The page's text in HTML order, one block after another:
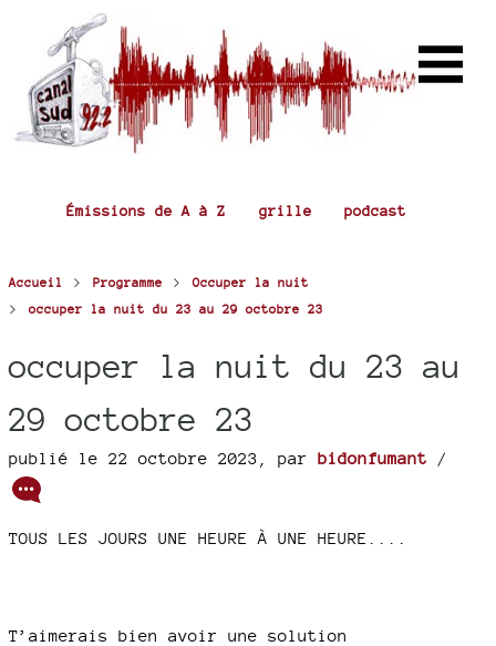
Émissions de A à Z grille podcast
Accueil > Programme >Occuper la nuit
> occuper la nuit du 23 au 29 octobre 23
occuper la nuit du 23 au
29 octobre 23
publié le 22 octobre 2023 par bidonfumant /
TOUS LES JOURS UNE HEURE À UNE HEURE....
T’aimerais bien avoir une solution